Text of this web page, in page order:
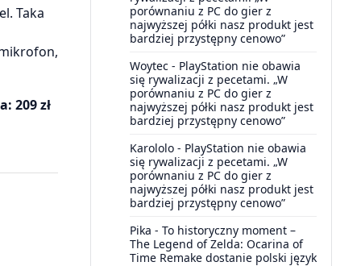
Taka
209 zł
porównaniu z PC do gier z
najwyższej półki nasz produkt jest
bardziej przystępny cenowo”
Woytec - PlayStation nie obawia
się rywalizacji z pecetami. „W
porównaniu z PC do gier z
najwyższej półki nasz produkt jest
bardziej przystępny cenowo”
Karololo - PlayStation nie obawia
się rywalizacji z pecetami. „W
porównaniu z PC do gier z
najwyższej półki nasz produkt jest
bardziej przystępny cenowo”
Pika - To historyczny moment –
The Legend of Zelda: Ocarina of
Time Remake dostanie polski język